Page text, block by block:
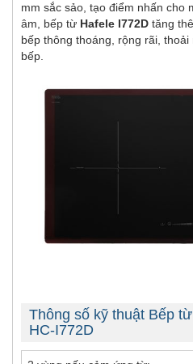
mm sắc sảo, tạo điểm nhấn cho
âm, bếp từ Hafele I772D tăng
bếp thông thoáng, rộng rãi,
bếp.
Thông số kỹ thuật Bếp
HC-I772D